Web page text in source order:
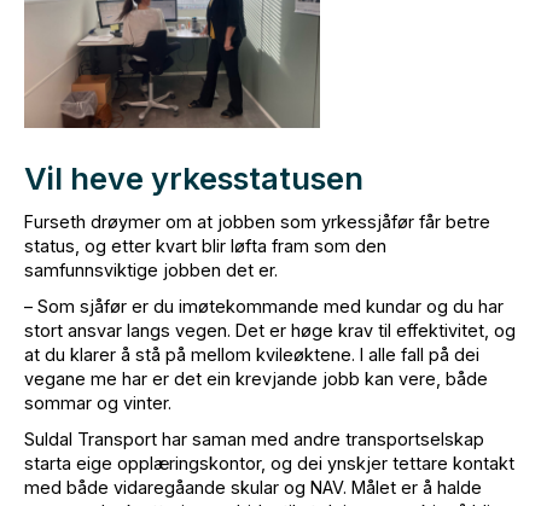
Vil heve yrkesstatusen
Furseth drøymer om at jobben som yrkessjåfør får betre
status, og etter kvart blir løfta fram som den
samfunnsviktige jobben det er.
– Som sjåfør er du imøtekommande med kundar og du har
stort ansvar langs vegen. Det er høge krav til effektivitet, og
at du klarer å stå på mellom kvileøktene. I alle fall på dei
vegane me har er det ein krevjande jobb kan vere, både
sommar og vinter.
Suldal Transport har saman med andre transportselskap
starta eige opplæringskontor, og dei ynskjer tettare kontakt
med både vidaregåande skular og NAV. Målet er å halde